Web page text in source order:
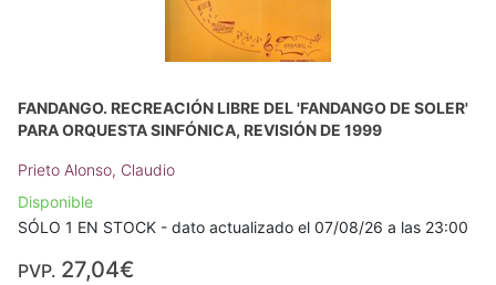
FANDANGO. RECREACIÓN LIBRE DEL 'FANDANGO DE SOLER'
PARA ORQUESTA SINFÓNICA, REVISIÓN DE 1999
Prieto Alonso, Claudio
Disponible
SÓLO 1 EN STOCK - dato actualizado el 07/08/26 a las 23:00
PVP. 27,04€